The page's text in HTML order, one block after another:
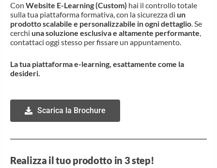
ConWebsite E-Learning (Custom) hai il controllo totale
sulla tua piattaforma formativa, con la sicurezza di un
prodotto scalabile e personalizzabile in ogni dettaglio. Se
cerchi una soluzione esclusiva e altamente performante,
contattaci oggi stesso per fissare un appuntamento.
La tua piattaforma e-learning, esattamente come la
desideri.
Scarica la Brochure
Realizza il tuo prodotto in 3 step!